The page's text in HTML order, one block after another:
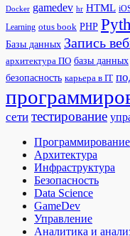
Docker gamedev hr HTML
Learning otus book PHP
Базы данных Запись
архитектура ПО базы данных
безопасность карьера в IT
сети тестирование
Программирование
Архитектура
Инфраструктура
Безопасность
Data Science
GameDev
Управление
Аналитика и